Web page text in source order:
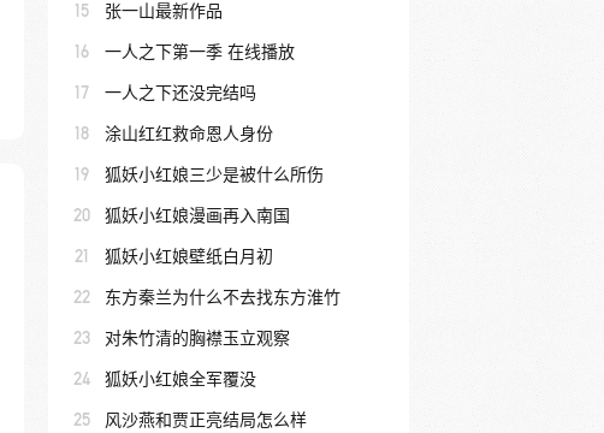
15 张一山最新作品
16 一人之下第一季 在线播放
17 一人之下还没完结吗
18 涂山红红救命恩人身份
19 狐妖小红娘三少是被什么所伤
20 狐妖小红娘漫画再入南国
21 狐妖小红娘壁纸白月初
22 东方秦兰为什么不去找东方淮竹
23 对朱竹清的胸襟玉立观察
24 狐妖小红娘全军覆没
25 风沙燕和贾正亮结局怎么样